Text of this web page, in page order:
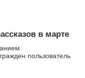
в марте
пользователь